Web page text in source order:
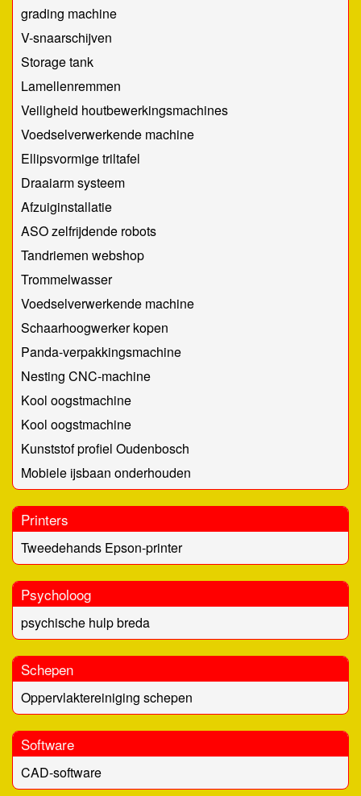
grading machine
V-snaarschijven
Storage tank
Lamellenremmen
Veiligheid houtbewerkingsmachines
Voedselverwerkende machine
Ellipsvormige triltafel
Draaiarm systeem
Afzuiginstallatie
ASO zelfrijdende robots
Tandriemen webshop
Trommelwasser
Voedselverwerkende machine
Schaarhoogwerker kopen
Panda-verpakkingsmachine
Nesting CNC-machine
Kool oogstmachine
Kool oogstmachine
Kunststof profiel Oudenbosch
Mobiele ijsbaan onderhouden
Printers
Tweedehands Epson-printer
Psycholoog
psychische hulp breda
Schepen
Oppervlaktereiniging schepen
Software
CAD-software